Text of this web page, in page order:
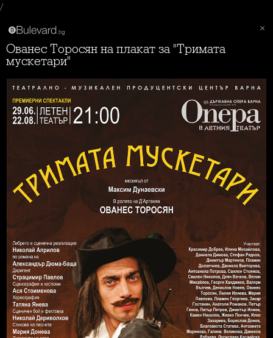
/
Ованес Торосян на плакат за "Тримата
мускетари"